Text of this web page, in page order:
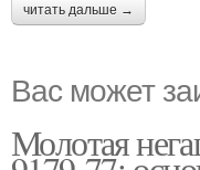
читать дальше →
Вас может
Молотая